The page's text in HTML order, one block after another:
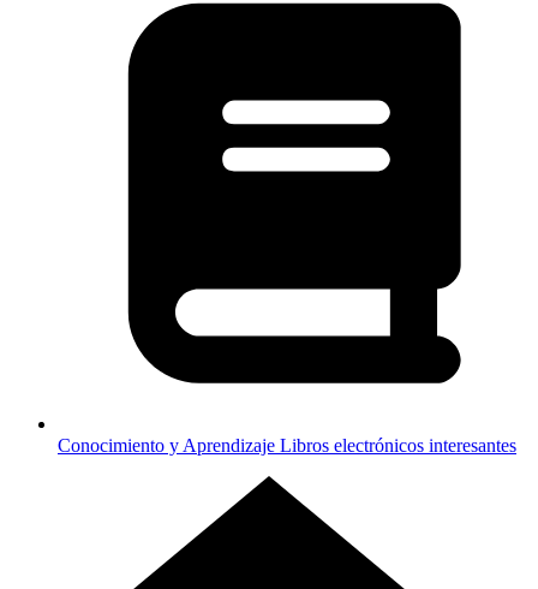
Conocimiento y Aprendizaje Libros electrónicos interesantes